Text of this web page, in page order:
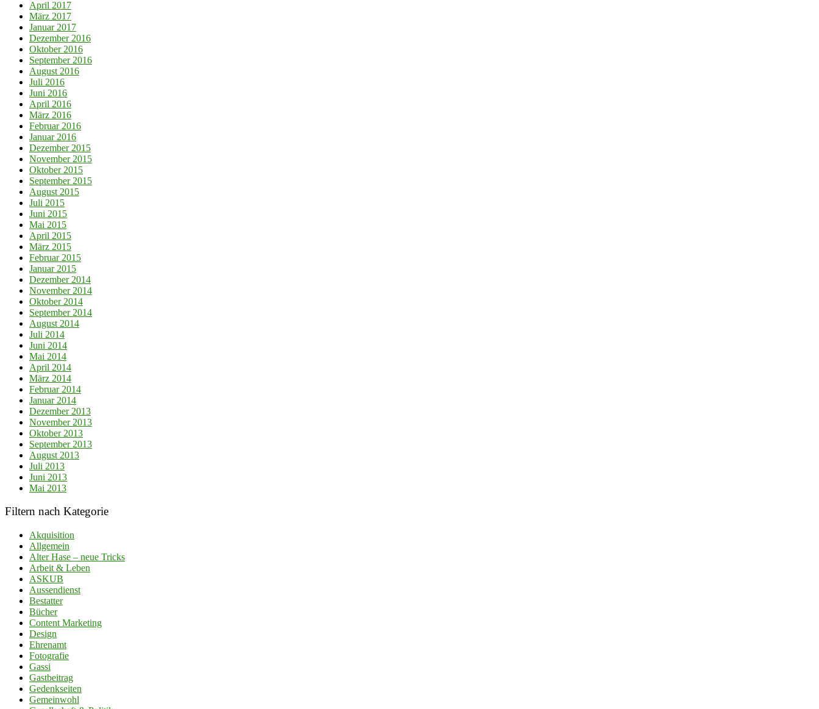
April 2017
März 2017
Januar 2017
Dezember 2016
Oktober 2016
September 2016
August 2016
Juli 2016
Juni 2016
April 2016
März 2016
Februar 2016
Januar 2016
Dezember 2015
November 2015
Oktober 2015
September 2015
August 2015
Juli 2015
Juni 2015
Mai 2015
April 2015
März 2015
Februar 2015
Januar 2015
Dezember 2014
November 2014
Oktober 2014
September 2014
August 2014
Juli 2014
Juni 2014
Mai 2014
April 2014
März 2014
Februar 2014
Januar 2014
Dezember 2013
November 2013
Oktober 2013
September 2013
August 2013
Juli 2013
Juni 2013
Mai 2013
Filtern nach Kategorie
Akquisition
Allgemein
Alter Hase – neue Tricks
Arbeit & Leben
ASKUB
Aussendienst
Bestatter
Bücher
Content Marketing
Design
Ehrenamt
Fotografie
Gassi
Gastbeitrag
Gedenkseiten
Gemeinwohl